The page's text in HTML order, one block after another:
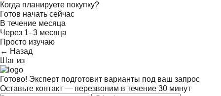
Когда планируете покупку?
Готов начать сейчас
В течение месяца
Через 1–3 месяца
Просто изучаю
← Назад
Шаг из
Готово! Эксперт подготовит варианты под ваш запрос
Оставьте контакт — перезвоним в течение 30 минут